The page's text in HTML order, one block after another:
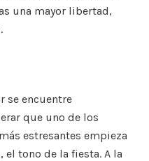
una mayor libertad,
se encuentre
que uno de los
estresantes empieza
tono de la fiesta. A la